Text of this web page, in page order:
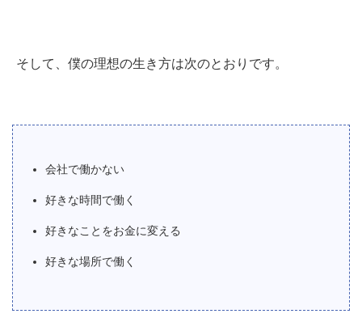
そして、僕の理想の生き方は次のとおりです。
会社で働かない
好きな時間で働く
好きなことをお金に変える
好きな場所で働く